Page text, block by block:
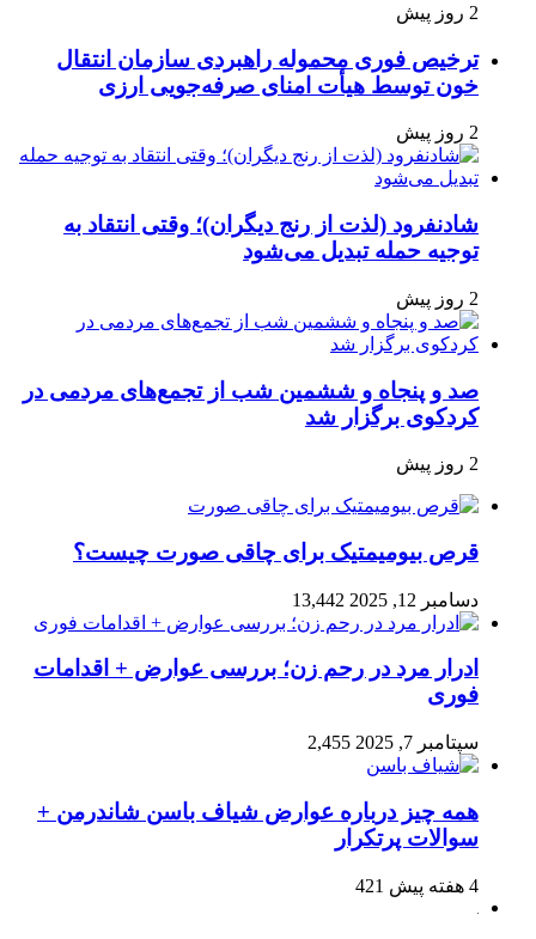
2 روز پیش
ترخیص فوری محموله راهبردی سازمان انتقال
خون توسط هیأت امنای صرفه‌جویی ارزی
2 روز پیش
شادنفرود (لذت از رنج دیگران)؛ وقتی انتقاد به
توجیه حمله تبدیل می‌شود
2 روز پیش
صد و پنجاه‌ و ششمین شب از تجمع‌های مردمی در
کردکوی برگزار شد
2 روز پیش
قرص بیومیمتیک برای چاقی صورت چیست؟
دسامبر 12, 2025 13,442
ادرار مرد در رحم زن؛ بررسی عوارض + اقدامات
فوری
سپتامبر 7, 2025 2,455
همه چیز درباره عوارض شیاف باسن شاندرمن +
سوالات پرتکرار
4 هفته پیش 421